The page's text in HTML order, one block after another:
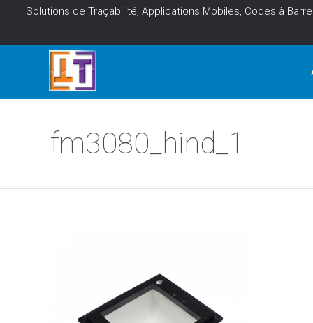
Solutions de Traçabilité, Applications Mobiles, Codes à
fm3080_hind_1